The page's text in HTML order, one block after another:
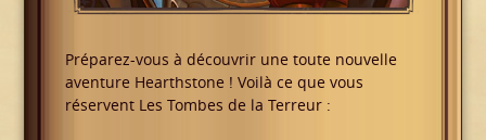
Préparez-vous à découvrir une toute nouvelle
aventure Hearthstone ! Voilà ce que vous
réservent Les Tombes de la Terreur :